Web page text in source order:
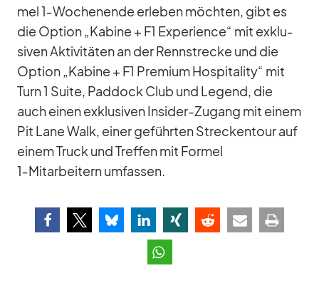
mel 1‑Wochenende er­le­ben möch­ten, gibt es
die Op­tion „Ka­bine + F1 Ex­pe­ri­ence“ mit ex­klu­
si­ven Ak­ti­vi­tä­ten an der Renn­stre­cke und die
Op­tion „Ka­bine + F1 Pre­mium Hos­pi­ta­lity“ mit
Turn 1 Suite, Pad­dock Club und Le­gend, die
auch ei­nen ex­klu­si­ven In­si­der-Zu­gang mit ei­nem
Pit Lane Walk, ei­ner ge­führ­ten Stre­cken­tour auf
ei­nem Truck und Tref­fen mit For­mel
1‑Mitarbeitern um­fas­sen.